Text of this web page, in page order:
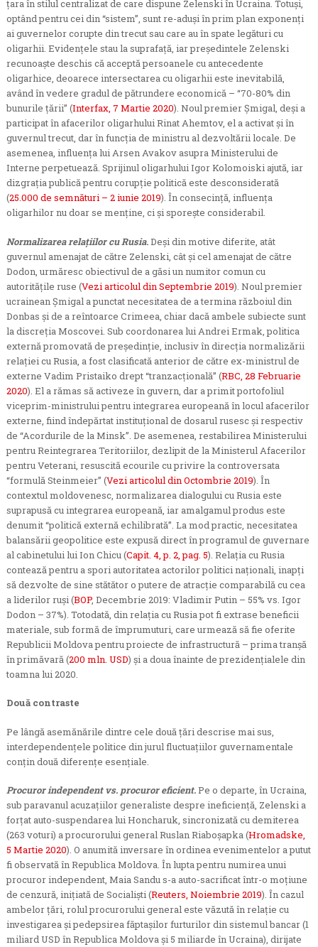
țara în stilul centralizat de care dispune Zelenski în Ucraina. Totuși,
optând pentru cei din “sistem”, sunt re-aduși în prim plan exponenți
ai guvernelor corupte din trecut sau care au în spate legături cu
oligarhii. Evidențele stau la suprafață, iar președintele Zelenski
recunoaște deschis că acceptă persoanele cu antecedente
oligarhice, deoarece intersectarea cu oligarhii este inevitabilă,
având în vedere gradul de pătrundere economică – “70-80% din
bunurile țării” (Interfax, 7 Martie 2020). Noul premier Șmigal, deși a
participat în afacerilor oligarhului Rinat Ahemtov, el a activat și în
guvernul trecut, dar în funcția de ministru al dezvoltării locale. De
asemenea, influența lui Arsen Avakov asupra Ministerului de
Interne perpetuează. Sprijinul oligarhului Igor Kolomoiski ajută, iar
dizgrația publică pentru corupție politică este desconsiderată
(25.000 de semnături – 2 iunie 2019). În consecință, influența
oligarhilor nu doar se menține, ci și sporește considerabil.
Normalizarea relațiilor cu Rusia.Deși din motive diferite, atât
guvernul amenajat de către Zelenski, cât și cel amenajat de către
Dodon, urmăresc obiectivul de a găsi un numitor comun cu
autoritățile ruse (Vezi articolul din Septembrie 2019). Noul premier
ucrainean Șmigal a punctat necesitatea de a termina războiul din
Donbas și de a reîntoarce Crimeea, chiar dacă ambele subiecte sunt
la discreția Moscovei. Sub coordonarea lui Andrei Ermak, politica
externă promovată de președinție, inclusiv în direcția normalizării
relației cu Rusia, a fost clasificată anterior de către ex-ministrul de
externe Vadim Pristaiko drept “tranzacțională” (RBC, 28 Februarie
2020). El a rămas să activeze în guvern, dar a primit portofoliul
viceprim-ministrului pentru integrarea europeană în locul afacerilor
externe, fiind îndepărtat instituțional de dosarul rusesc și respectiv
de “Acordurile de la Minsk”. De asemenea, restabilirea Ministerului
pentru Reintegrarea Teritoriilor, dezlipit de la Ministerul Afacerilor
pentru Veterani, resuscită ecourile cu privire la controversata
“formulă Steinmeier” (Vezi articolul din Octombrie 2019). În
contextul moldovenesc, normalizarea dialogului cu Rusia este
suprapusă cu integrarea europeană, iar amalgamul produs este
denumit “politică externă echilibrată”. La mod practic, necesitatea
balansării geopolitice este expusă direct în programul de guvernare
al cabinetului lui Ion Chicu (Capit. 4, p. 2, pag. 5). Relația cu Rusia
contează pentru a spori autoritatea actorilor politici naționali, inapți
să dezvolte de sine stătător o putere de atracție comparabilă cu cea
a liderilor ruși (BOP, Decembrie 2019: Vladimir Putin – 55% vs. Igor
Dodon – 37%). Totodată, din relația cu Rusia pot fi extrase beneficii
materiale, sub formă de împrumuturi, care urmează să fie oferite
Republicii Moldova pentru proiecte de infrastructură – prima tranșă
în primăvară (200 mln. USD) și a doua înainte de prezidențialele din
toamna lui 2020.
Două contraste
Pe lângă asemănările dintre cele două țări descrise mai sus,
interdependențele politice din jurul fluctuațiilor guvernamentale
conțin două diferențe esențiale.
Procuror independent vs. procuror eficient.Pe o departe, în Ucraina,
sub paravanul acuzațiilor generaliste despre ineficiență, Zelenski a
forțat auto-suspendarea lui Honcharuk, sincronizată cu demiterea
(263 voturi) a procurorului general Ruslan Riaboșapka (Hromadske,
5 Martie 2020). O anumită inversare în ordinea evenimentelor a putut
fi observată în Republica Moldova. În lupta pentru numirea unui
procuror independent, Maia Sandu s-a auto-sacrificat într-o moțiune
de cenzură, inițiată de Socialiști (Reuters, Noiembrie 2019). În cazul
ambelor țări, rolul procurorului general este văzută în relație cu
investigarea și pedepsirea făptașilor furturilor din sistemul bancar (1
miliard USD în Republica Moldova și 5 miliarde în Ucraina), dirijate